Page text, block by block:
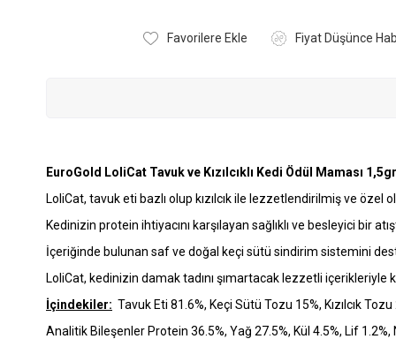
Favorilere Ekle Fiyat Düşünce
EuroGold LoliCat Tavuk ve Kızılcıklı Kedi Ödül Maması
LoliCat, tavuk eti bazlı olup kızılcık ile lezzetlendirilmiş ve özel
Kedinizin protein ihtiyacını karşılayan sağlıklı ve besleyici bir
İçeriğinde bulunan saf ve doğal keçi sütü sindirim sistemini
LoliCat, kedinizin damak tadını şımartacak lezzetli
İçindekiler: Tavuk Eti 81.6%, Keçi Sütü Tozu 15%, Kızılcık
Analitik Bileşenler Protein 36.5%, Yağ 27.5%, Kül 4.5%, Lif 1.2%,